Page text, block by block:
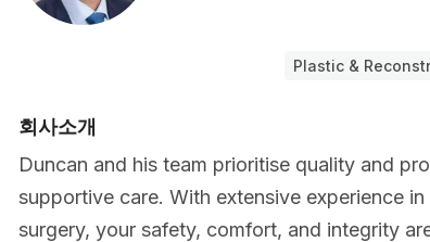
Plastic &
회사소개
Duncan and his team prioritise quality and
supportive care. With extensive experience
surgery, your safety, comfort, and integrity